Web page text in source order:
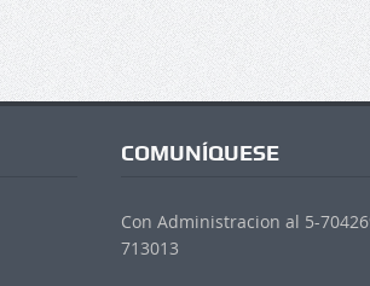
COMUNÍQUESE
Con Administracion al 5-
713013